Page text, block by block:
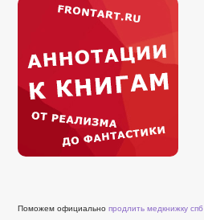
Поможем официальнопродлить медкнижку спб